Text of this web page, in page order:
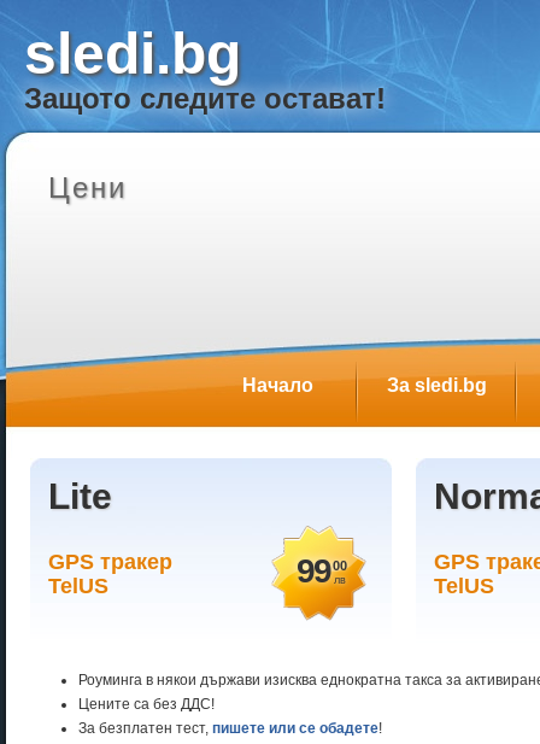
sledi.bg
Защото следите остават!
Цени
Начало За sledi.bg
Lite
9900
лв
GPS тракер
TelUS
GPS
TelUS
Роуминга в някои държави изисква еднократна такса за
Цените са без ДДС!
За безплатен тест, пишете или се обадете!